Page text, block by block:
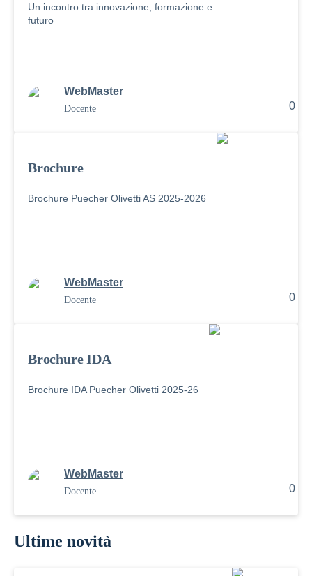
Un incontro tra innovazione, formazione e
futuro
WebMaster
Docente 0
Brochure
Brochure Puecher Olivetti AS 2025-2026
WebMaster
Docente 0
Brochure IDA
Brochure IDA Puecher Olivetti 2025-26
WebMaster
Docente 0
Ultime novità